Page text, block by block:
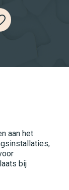
aan het
bij